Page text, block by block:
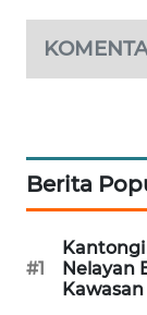
Berita
#1
Kantongi
Nelayan
SIBARAGAS
SIANTAR
NEWS
MEDAN
NEWS